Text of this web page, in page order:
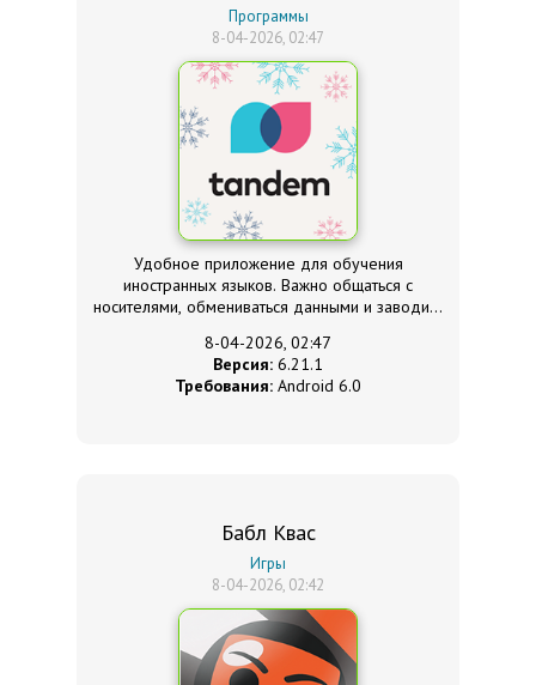
Программы
8-04-2026, 02:47
Удобное приложение для обучения
иностранных языков. Важно общаться с
носителями, обмениваться данными и заводить
8-04-2026, 02:47
Версия: 6.21.1
Требования: Android 6.0
Бабл Квас
Игры
8-04-2026, 02:42